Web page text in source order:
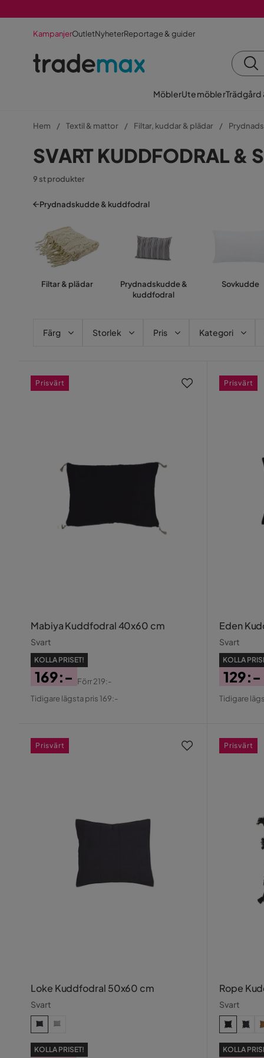
KampanjerOutletNyheterReportage & guider
MöblerUtemöblerTrädgård
Hem Textil & mattor Filtar, kuddar & plädar
SVART KUDDFODRAL &
9 st produkter
Prydnadskudde & kuddfodral
Filtar & plädar
Prydnadskudde &
kuddfodral
Sovkudde
Färg Storlek Pris Kategori
Mabiya Kuddfodral 40x60 cm
Svart
KOLLA PRISET!
Pris
169:-
Original
Förr219:-
Tidigare lägsta pris 169:-
Prisvärt
Eden
Svart
KOLLA
Pris
129:-
Tidigare
Prisvärt
Loke Kuddfodral 50x60 cm
Svart
KOLLA PRISET!
Prisvärt
Rope
Svart
KOLLA
Prisvärt